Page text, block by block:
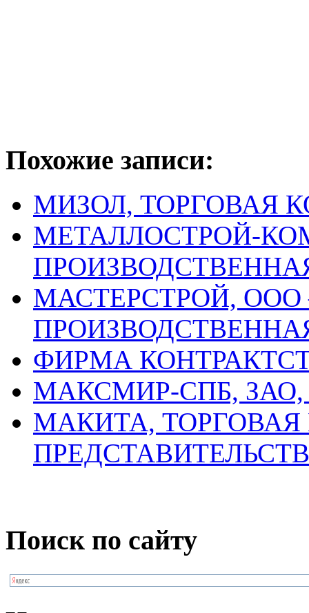
Похожие записи:
МИЗОЛ, ТОРГОВАЯ
МЕТАЛЛОСТРОЙ-
МАСТЕРСТРОЙ,
ФИРМА
МАКСМИР-СПБ,
МАКИТА,
Поиск по сайту